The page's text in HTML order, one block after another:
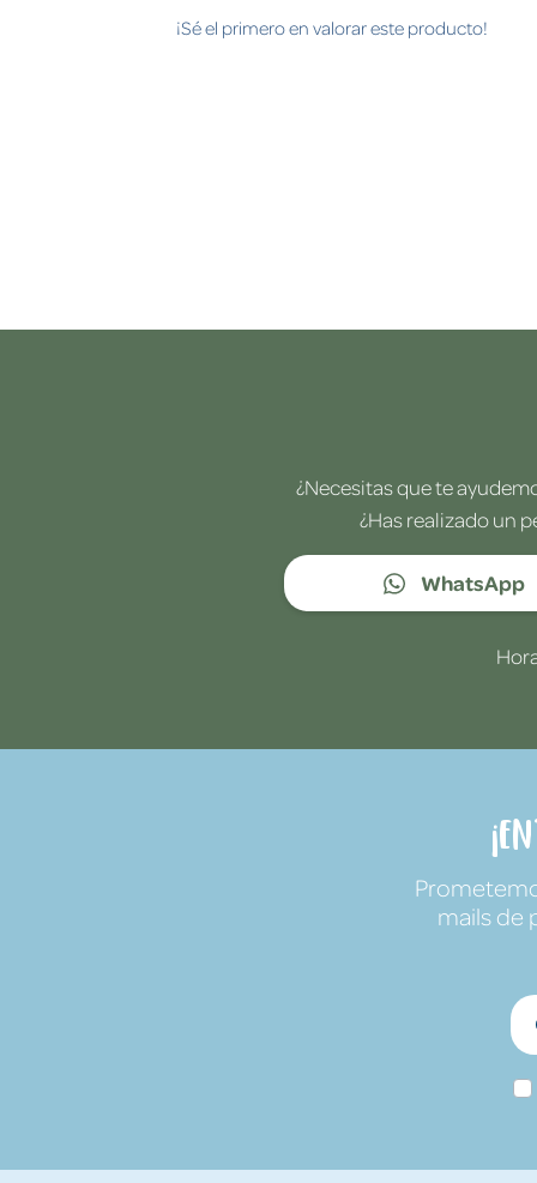
¡Sé el primero en valorar este producto!
¿Necesitas que te
¿Has realizado un
WhatsApp
mails de